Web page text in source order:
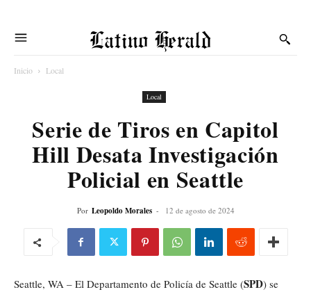
Latino Herald
Inicio Local
Local
Serie de Tiros en Capitol
Hill Desata Investigación
Policial en Seattle
Por Leopoldo Morales - 12 de agosto de 2024
Seattle, WA – El Departamento de Policía de Seattle (SPD) se